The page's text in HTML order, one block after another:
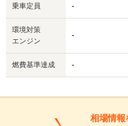
乗車定員 -
環境対策
エンジン
-
燃費基準達成 -
相場情報